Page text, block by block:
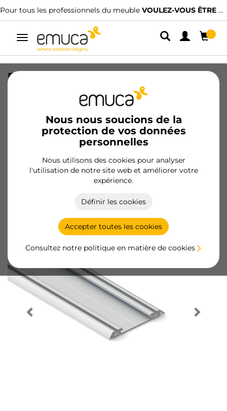
Pour tous les professionnels du meuble VOULEZ-VOUS ÊTRE CLIENT ?
Alterner
navigation
Nous nous soucions de la
protection de vos données
personnelles
Nous utilisons des cookies pour analyser
l'utilisation de notre site web et améliorer votre
expérience.
Définir les cookies
Accepter toutes les cookies
Consultez notre politique en matière de cookies
Rail inférieur Placard Canal, 3,9 m,
Anodisé mat, Aluminium
Produits essentiels
Devenir client